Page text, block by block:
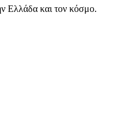
Ελλάδα και τον κόσμο.